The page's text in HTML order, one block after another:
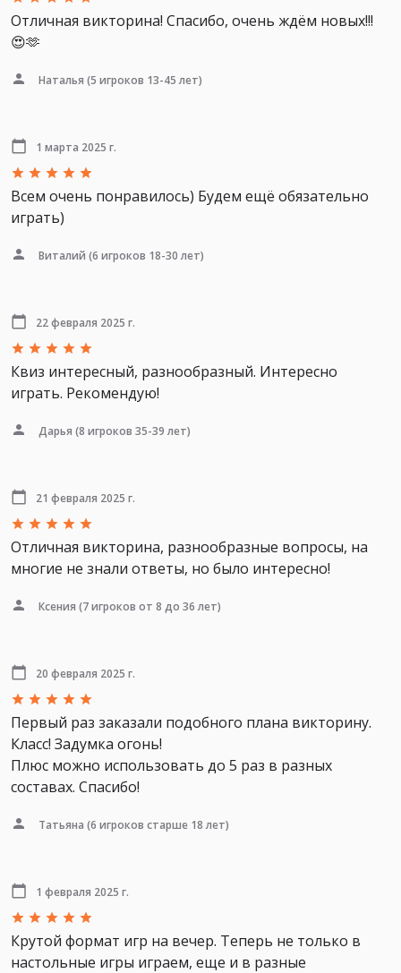
Отличная викторина! Спасибо, очень ждём новых!!!
😍🫶
Наталья (5 игроков 13-45 лет)
1 марта 2025 г.
Всем очень понравилось) Будем ещё обязательно
играть)
Виталий (6 игроков 18-30 лет)
22 февраля 2025 г.
Квиз интересный, разнообразный. Интересно
играть. Рекомендую!
Дарья (8 игроков 35-39 лет)
21 февраля 2025 г.
Отличная викторина, разнообразные вопросы, на
многие не знали ответы, но было интересно!
Ксения (7 игроков от 8 до 36 лет)
20 февраля 2025 г.
Первый раз заказали подобного плана викторину.
Класс! Задумка огонь!
Плюс можно использовать до 5 раз в разных
составах. Спасибо!
Татьяна (6 игроков старше 18 лет)
1 февраля 2025 г.
Крутой формат игр на вечер. Теперь не только в
настольные игры играем, еще и в разные